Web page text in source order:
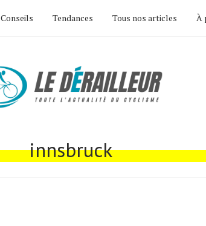
Conseils Tendances Tous nos articles À
innsbruck